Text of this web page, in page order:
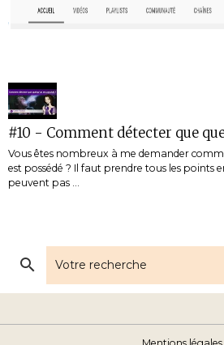
#10 - Comment détecter que
Vous êtes nombreux à me demander
est possédé ? Il faut prendre tous les points
peuvent pas ...